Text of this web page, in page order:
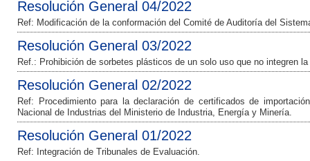
Resolución General 04/2022
Ref: Modificación de la conformación del Comité de Auditoría del
Resolución General 03/2022
Ref.: Prohibición de sorbetes plásticos de un solo uso que no integren
Resolución General 02/2022
Ref: Procedimiento para la declaración de certificados de
Nacional de Industrias del Ministerio de Industria, Energía y Minería.
Resolución General 01/2022
Ref: Integración de Tribunales de Evaluación.